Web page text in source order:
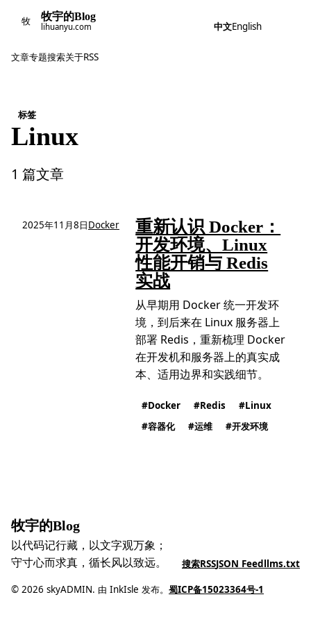
牧 牧宇的Blog
lihuanyu.com 中文English
文章专题搜索关于RSS
标签
Linux
1 篇文章
2025年11月8日Docker
重新认识 Docker：
开发环境、Linux
性能开销与 Redis
实战
从早期用 Docker 统一开发环
境，到后来在 Linux 服务器上
部署 Redis，重新梳理 Docker
在开发机和服务器上的真实成
本、适用边界和实践细节。
Docker Redis
Linux
容器化
运维 开发环境
牧宇的Blog
以代码记行藏，以文字观万象；
守寸心而求真，循长风以致远。
搜索RSSJSON Feed llms.txt
© 2026 skyADMIN. 由 InkIsle 发布。 蜀ICP备15023364号-1